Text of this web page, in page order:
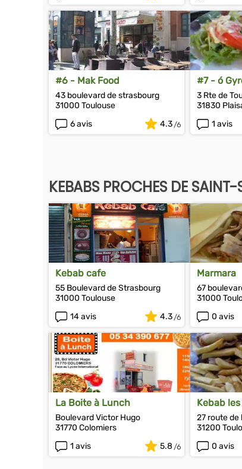
#6 - Mak Food
43 boulevard de strasbourg
31000 Toulouse
6 avis
4.3
#7 - ó
3 Rte de
31830
1 avis
KEBABS PROCHES DE
Kebab cafe
55 Boulevard de Strasbourg
31000 Toulouse
14 avis
4.3
Marmara
67
31000
0 avis
La Boite à Lunch
Boulevard Victor Hugo
31770 Colomiers
1 avis
5.8
Kebab
27 route de
31200
0 avis